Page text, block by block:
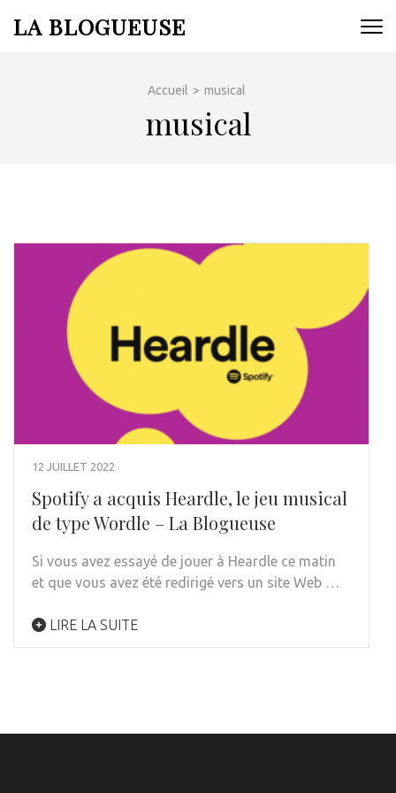
auLA BLOGUEUSE
Accueil > musical
musical
12 JUILLET 2022
Spotify a acquis Heardle, le jeu musical
de type Wordle – La Blogueuse
Si vous avez essayé de jouer à Heardle ce matin
et que vous avez été redirigé vers un site Web …
LIRE LA SUITE